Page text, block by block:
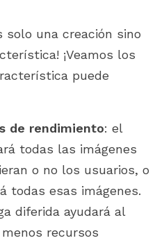
solo una creación sino
¡Veamos los
puede
de rendimiento: el
todas las imágenes
o no los usuarios, o
todas esas imágenes.
diferida ayudará al
recursos